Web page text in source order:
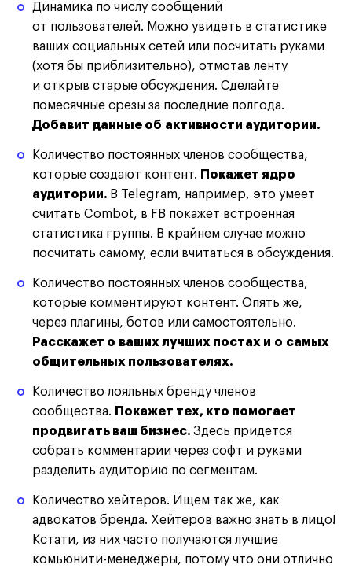
Динамика по числу сообщений
от пользователей. Можно увидеть в статистике
ваших социальных сетей или посчитать руками
(хотя бы приблизительно), отмотав ленту
и открыв старые обсуждения. Сделайте
помесячные срезы за последние полгода.
Добавит данные об активности аудитории.
Количество постоянных членов сообщества,
которые создают контент. Покажет ядро
аудитории. В Telegram, например, это умеет
считать Combot, в FB покажет встроенная
статистика группы. В крайнем случае можно
посчитать самому, если вчитаться в обсуждения.
Количество постоянных членов сообщества,
которые комментируют контент. Опять же,
через плагины, ботов или самостоятельно.
Расскажет о ваших лучших постах и о самых
общительных пользователях.
Количество лояльных бренду членов
сообщества. Покажет тех, кто помогает
продвигать ваш бизнес. Здесь придется
собрать комментарии через софт и руками
разделить аудиторию по сегментам.
Количество хейтеров. Ищем так же, как
адвокатов бренда. Хейтеров важно знать в лицо!
Кстати, из них часто получаются лучшие
комьюнити-менеджеры, потому что они отлично